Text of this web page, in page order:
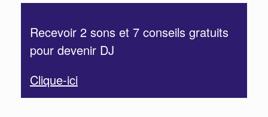
Recevoir 2 sons et 7 conseils gratuits
pour devenir DJ
Clique-ici